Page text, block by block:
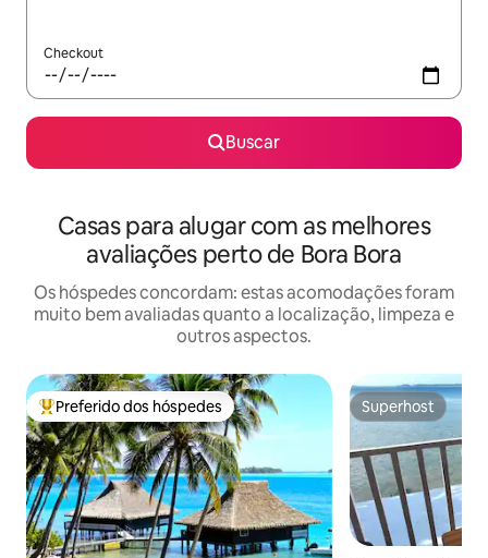
Checkout
Buscar
Casas para alugar com as melhores
avaliações perto de Bora Bora
Os hóspedes concordam: estas acomodações foram
muito bem avaliadas quanto a localização, limpeza e
outros aspectos.
Entre os melhores preferidos dos hóspedes
Preferido dos hóspedes Superhost
Superhost